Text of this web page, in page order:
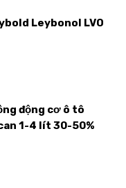
Leybonol LVO
động cơ ô tô
1-4 lít 30-50%